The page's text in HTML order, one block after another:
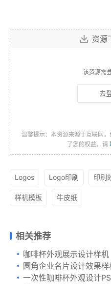
资源
该资源需
去
温馨提示：本资源来源于互联网
了您的权益，请
Logos Logo印刷 印刷
样机模板 牛皮纸
相关推荐
咖啡杯外观展示设计样机
圆角企业名片设计效果样机模板
一次性咖啡杯外观设计PSD样机